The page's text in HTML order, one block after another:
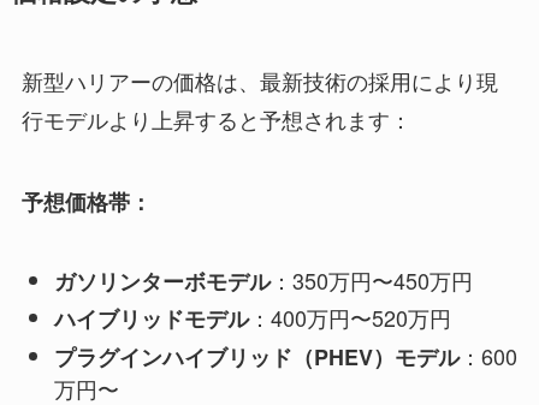
新型ハリアーの価格は、最新技術の採用により現
行モデルより上昇すると予想されます：
予想価格帯：
ガソリンターボモデル：350万円〜450万円
ハイブリッドモデル：400万円〜520万円
プラグインハイブリッド（PHEV）モデル：600
万円〜